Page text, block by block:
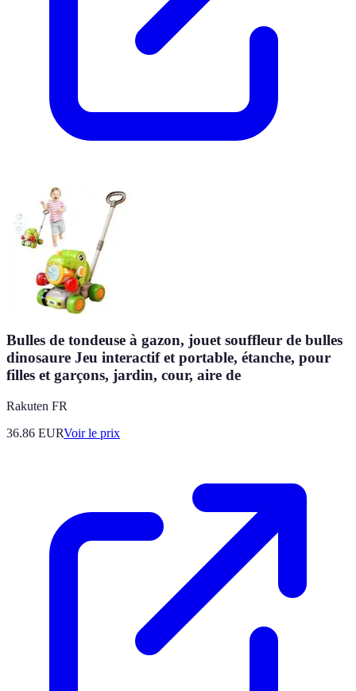
Bulles de tondeuse à gazon, jouet souffleur de bulles
dinosaure Jeu interactif et portable, étanche, pour
filles et garçons, jardin, cour, aire de
Rakuten FR
36.86 EURVoir le prix